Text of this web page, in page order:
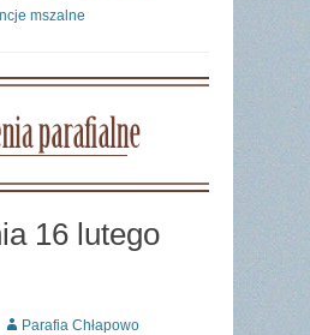
mszalne
16 lutego
Author
Parafia Chłapowo